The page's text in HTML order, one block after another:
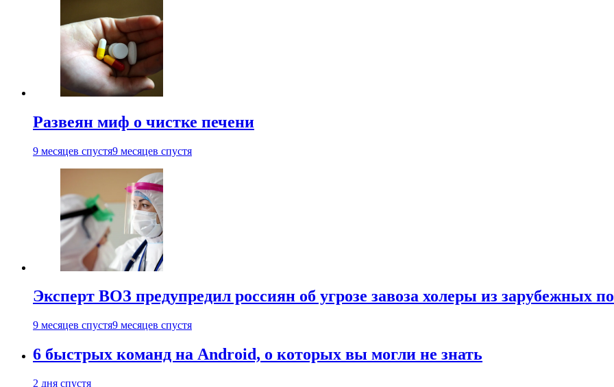
Развеян миф о чистке печени
9 месяцев спустя9 месяцев спустя
Эксперт ВОЗ предупредил россиян об угрозе завоза холеры из зарубежных
9 месяцев спустя9 месяцев спустя
6 быстрых команд на Android, о которых вы могли не знать
2 дня спустя